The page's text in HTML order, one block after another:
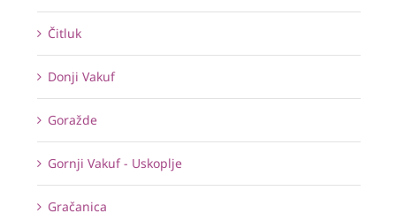
Čitluk
Donji Vakuf
Goražde
Gornji Vakuf - Uskoplje
Gračanica